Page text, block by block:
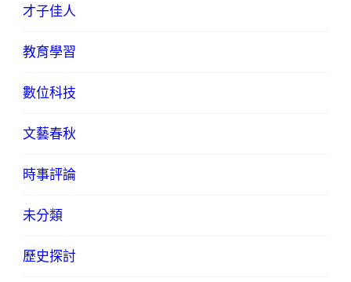
才子佳人
教育學習
數位科技
文藝春秋
時事評論
未分類
歷史探討